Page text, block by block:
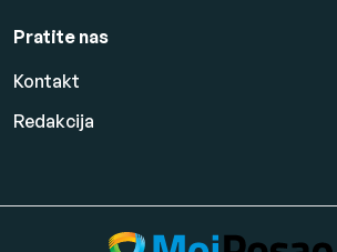
Pratite nas
Kontakt
Redakcija